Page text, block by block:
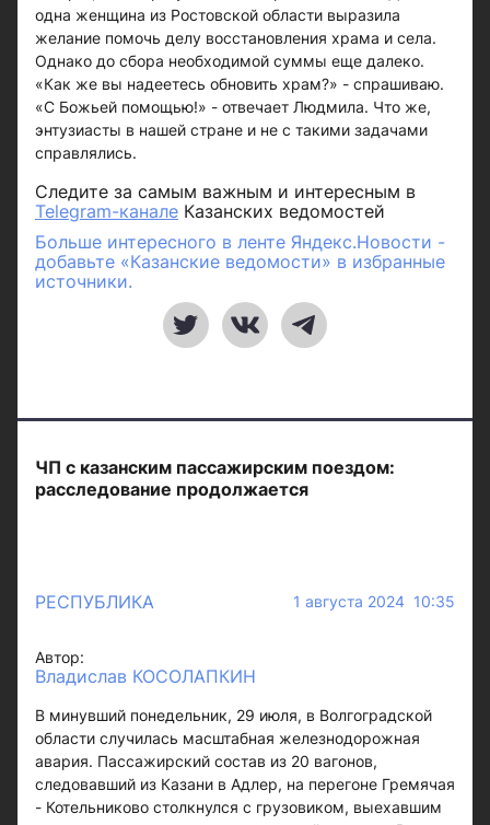
одна женщина из Ростовской области выразила
желание помочь делу восстановления храма и села.
Однако до сбора необходимой суммы еще далеко.
«Как же вы надеетесь обновить храм?» - спрашиваю.
«С Божьей помощью!» - отвечает Людмила. Что же,
энтузиасты в нашей стране и не с такими задачами
справлялись.
Следите за самым важным и интересным в
Telegram-канале Казанских ведомостей
Больше интересного в ленте Яндекс.Новости -
добавьте «Казанские ведомости» в избранные
источники.
ЧП с казанским пассажирским поездом:
расследование продолжается
РЕСПУБЛИКА 1 августа 2024 10:35
Автор:
Владислав КОСОЛАПКИН
В минувший понедельник, 29 июля, в Волгоградской
области случилась масштабная железнодорожная
авария. Пассажирский состав из 20 вагонов,
следовавший из Казани в Адлер, на перегоне Гремячая
- Котельниково столкнулся с грузовиком, выехавшим